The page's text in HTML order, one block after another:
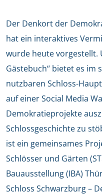
Der Denkort der
hat ein interaktives
wurde heute vorgestellt.
Gästebuch“ bietet es im
nutzbaren Schloss-
auf einer Social Media
Demokratieprojekte
Schlossgeschichte zu
ist ein gemeinsames
Schlösser und Gärten
Bauausstellung (IBA)
Schloss Schwarzburg –